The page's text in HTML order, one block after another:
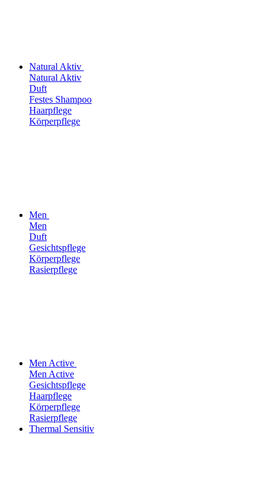
Natural Aktiv
Natural Aktiv
Duft
Festes Shampoo
Haarpflege
Körperpflege
Men
Men
Duft
Gesichtspflege
Körperpflege
Rasierpflege
Men Active
Men Active
Gesichtspflege
Haarpflege
Körperpflege
Rasierpflege
Thermal Sensitiv